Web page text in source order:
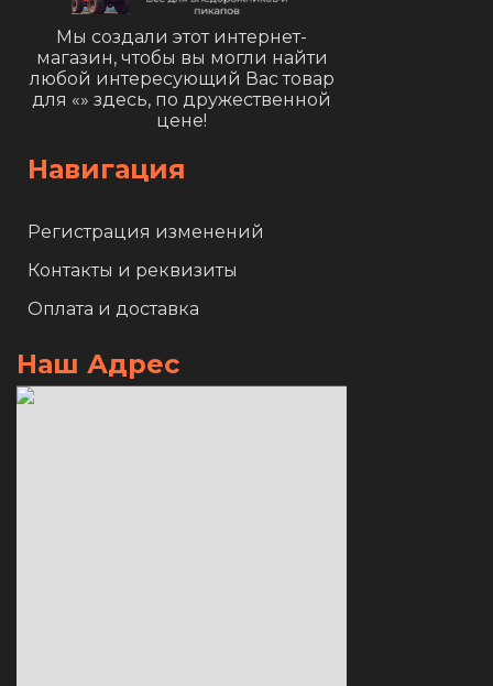
Мы создали этот интернет-
магазин, чтобы вы могли найти
любой интересующий Вас товар
для «» здесь, по дружественной
цене!
Навигация
Регистрация изменений
Контакты и реквизиты
Оплата и доставка
Наш Адрес